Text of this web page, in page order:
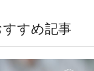
すめ記事